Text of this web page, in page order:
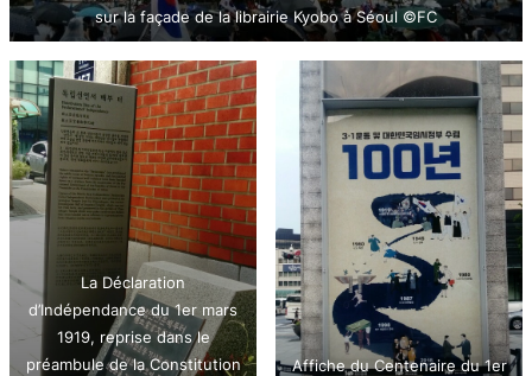
sur la façade de la librairie Kyobo à Séoul ©FC
La Déclaration
d’Indépendance du 1er mars
1919, reprise dans le
préambule de la Constitution
Affiche du Centenaire du 1er